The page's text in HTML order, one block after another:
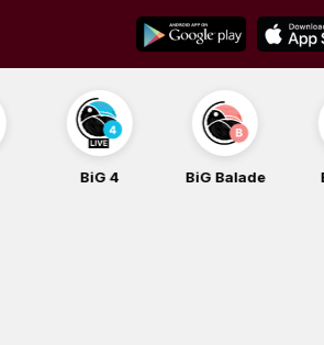
content
BiG Balade BiG